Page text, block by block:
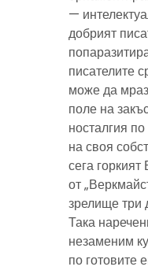
—
добрият
писателите
може да
поле на
носталгия
на своя
сега
от
зрелище три
Така
незаменим
по готовите